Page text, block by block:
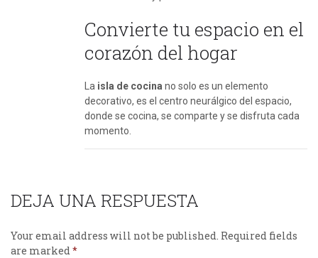
Convierte tu espacio en el
corazón del hogar
La isla de cocina no solo es un elemento
decorativo, es el centro neurálgico del espacio,
donde se cocina, se comparte y se disfruta cada
momento.
DEJA UNA RESPUESTA
Your email address will not be published. Required fields
are marked